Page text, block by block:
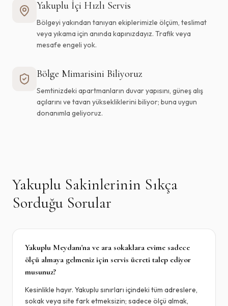
Yakuplu İçi Hızlı Servis
Bölgeyi yakından tanıyan ekiplerimizle ölçüm, teslimat
veya yıkama için anında kapınızdayız. Trafik veya
mesafe engeli yok.
Bölge Mimarisini Biliyoruz
Semtinizdeki apartmanların duvar yapısını, güneş alış
açılarını ve tavan yüksekliklerini biliyor; buna uygun
donanımla geliyoruz.
Yakuplu Sakinlerinin Sıkça
Sorduğu Sorular
Yakuplu Meydanı'na ve ara sokaklara evime sadece
ölçü almaya gelmeniz için servis ücreti talep ediyor
musunuz?
Kesinlikle hayır. Yakuplu sınırları içindeki tüm adreslere,
sokak veya site fark etmeksizin; sadece ölçü almak,